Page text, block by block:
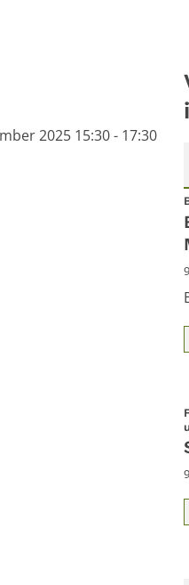
2025 15:30 - 17:30